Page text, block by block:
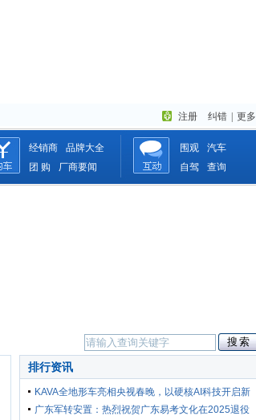
注册 纠错 更多
经销商
品牌大全
团 购
厂商要闻
围观
汽车
自驾
查询
排行资讯
KAVA全地形车亮相央视春晚，以硬核AI科技开启新
春新纪
广东军转安置：热烈祝贺广东易考文化在2025退役